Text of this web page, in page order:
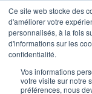
Ce site web stocke des
d'améliorer votre
personnalisés, à la fois
d'informations sur les
confidentialité.
Vos informations
votre visite sur notre
préférences, nous